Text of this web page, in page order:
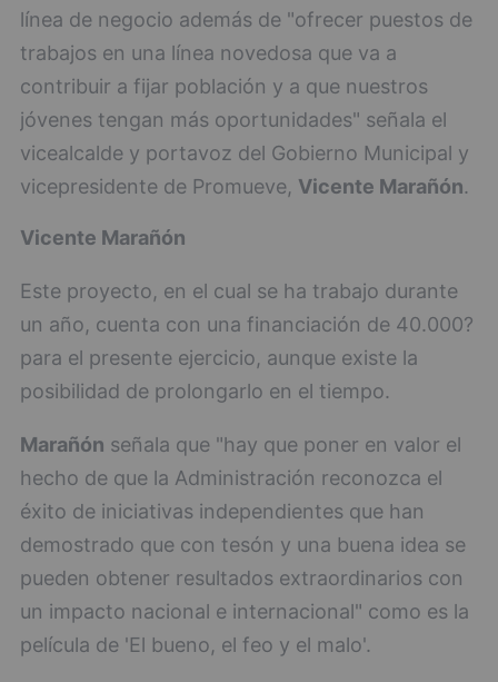
línea de negocio además de "ofrecer puestos de
trabajos en una línea novedosa que va a
contribuir a fijar población y a que nuestros
jóvenes tengan más oportunidades" señala el
vicealcalde y portavoz del Gobierno Municipal y
vicepresidente de Promueve, Vicente Marañón.
Vicente Marañón
Este proyecto, en el cual se ha trabajo durante
un año, cuenta con una financiación de 40.000?
para el presente ejercicio, aunque existe la
posibilidad de prolongarlo en el tiempo.
Marañón señala que "hay que poner en valor el
hecho de que la Administración reconozca el
éxito de iniciativas independientes que han
demostrado que con tesón y una buena idea se
pueden obtener resultados extraordinarios con
un impacto nacional e internacional" como es la
película de 'El bueno, el feo y el malo'.